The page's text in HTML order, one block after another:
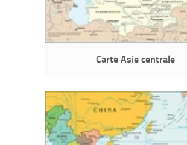
Carte Asie centrale